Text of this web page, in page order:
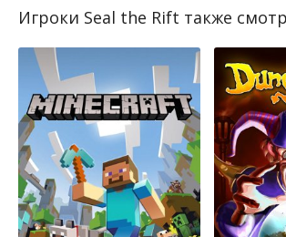
Игроки Seal the Rift также